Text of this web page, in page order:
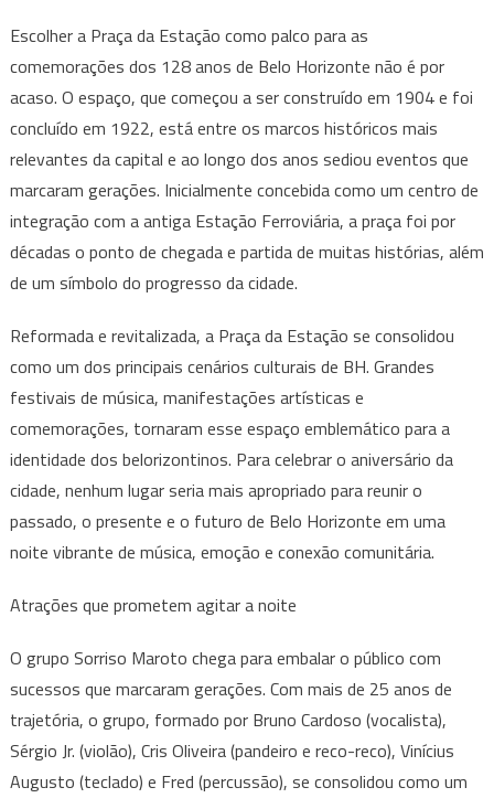
Escolher a Praça da Estação como palco para as
comemorações dos 128 anos de Belo Horizonte não é por
acaso. O espaço, que começou a ser construído em 1904 e foi
concluído em 1922, está entre os marcos históricos mais
relevantes da capital e ao longo dos anos sediou eventos que
marcaram gerações. Inicialmente concebida como um centro de
integração com a antiga Estação Ferroviária, a praça foi por
décadas o ponto de chegada e partida de muitas histórias, além
de um símbolo do progresso da cidade.
Reformada e revitalizada, a Praça da Estação se consolidou
como um dos principais cenários culturais de BH. Grandes
festivais de música, manifestações artísticas e
comemorações, tornaram esse espaço emblemático para a
identidade dos belorizontinos. Para celebrar o aniversário da
cidade, nenhum lugar seria mais apropriado para reunir o
passado, o presente e o futuro de Belo Horizonte em uma
noite vibrante de música, emoção e conexão comunitária.
Atrações que prometem agitar a noite
O grupo Sorriso Maroto chega para embalar o público com
sucessos que marcaram gerações. Com mais de 25 anos de
trajetória, o grupo, formado por Bruno Cardoso (vocalista),
Sérgio Jr. (violão), Cris Oliveira (pandeiro e reco-reco), Vinícius
Augusto (teclado) e Fred (percussão), se consolidou como um